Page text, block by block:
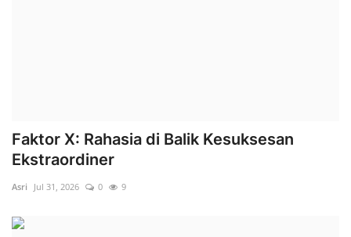
Faktor X: Rahasia di Balik Kesuksesan
Ekstraordiner
Asri Jul 31, 2026 0 9